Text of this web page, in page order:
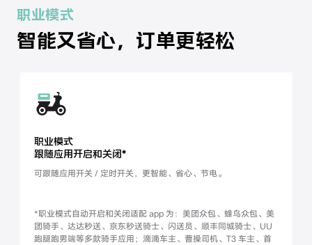
9
职业模式
智能又省心，订单更轻松
职业模式
跟随应用开启和关闭*
可跟随应用开关 / 定时开关， 更智能、省心、节电。
*职业模式自动开启和关闭适配 app 为：美团众包、蜂鸟众包、美
团骑手、达达秒送、京东秒送骑士、闪送员、顺丰同城骑士、UU
跑腿跑男端等多款骑手应用；滴滴车主、曹操司机、T3 车主、首